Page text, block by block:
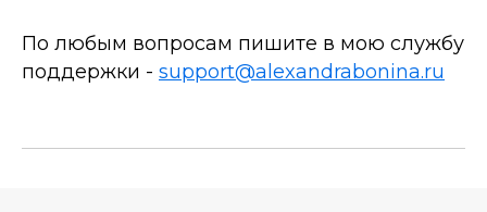
По любым вопросам пишите в мою службу
поддержки - support@alexandrabonina.ru